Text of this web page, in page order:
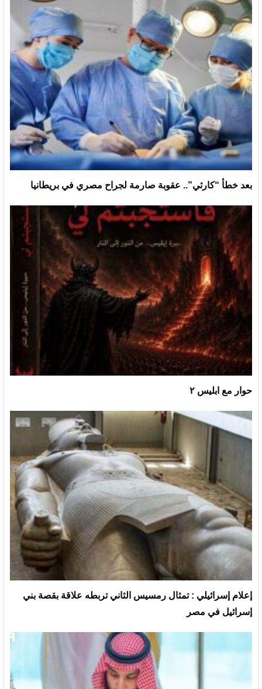
بعد خطأ “كارثي”.. عقوبة صارمة لجراح مصري في بريطانيا
حوار مع ابليس ٢
إعلام إسرائيلي : تمثال رمسيس الثاني تربطه علاقة بقصة بني
إسرائيل في مصر